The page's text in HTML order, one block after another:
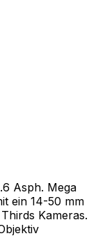
Asph. Mega
ein 14-50 mm
Kameras.